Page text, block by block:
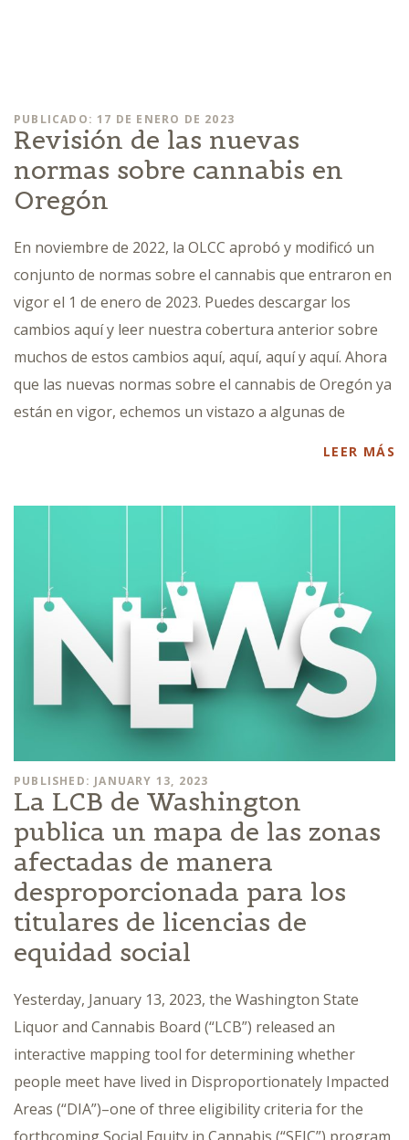
PUBLICADO: 17 DE ENERO DE 2023
Revisión de las nuevas
normas sobre cannabis en
Oregón
En noviembre de 2022, la OLCC aprobó y modificó un
conjunto de normas sobre el cannabis que entraron en
vigor el 1 de enero de 2023. Puedes descargar los
cambios aquí y leer nuestra cobertura anterior sobre
muchos de estos cambios aquí, aquí, aquí y aquí. Ahora
que las nuevas normas sobre el cannabis de Oregón ya
están en vigor, echemos un vistazo a algunas de
LEER MÁS
PUBLISHED: JANUARY 13, 2023
La LCB de Washington
publica un mapa de las zonas
afectadas de manera
desproporcionada para los
titulares de licencias de
equidad social
Yesterday, January 13, 2023, the Washington State
Liquor and Cannabis Board (“LCB”) released an
interactive mapping tool for determining whether
people meet have lived in Disproportionately Impacted
Areas (“DIA”)–one of three eligibility criteria for the